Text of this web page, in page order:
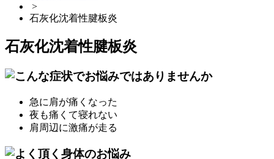
>
石灰化沈着性腱板炎
石灰化沈着性腱板炎
急に肩が痛くなった
夜も痛くて寝れない
肩周辺に激痛が走る